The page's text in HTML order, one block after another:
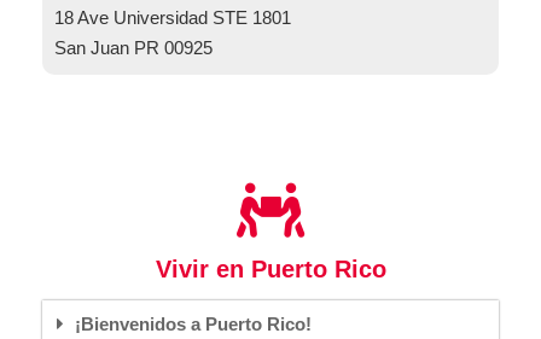
18 Ave Universidad STE 1801
San Juan PR 00925
Vivir en Puerto Rico
¡Bienvenidos a Puerto Rico!